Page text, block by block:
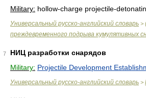
Military: hollow-charge projectile-
Универсальный русско-английский словарь >
преждевременного подрыва кумулятивных
7
НИЦ разработки снарядов
Military: Projectile Development
Универсальный русско-английский словарь >